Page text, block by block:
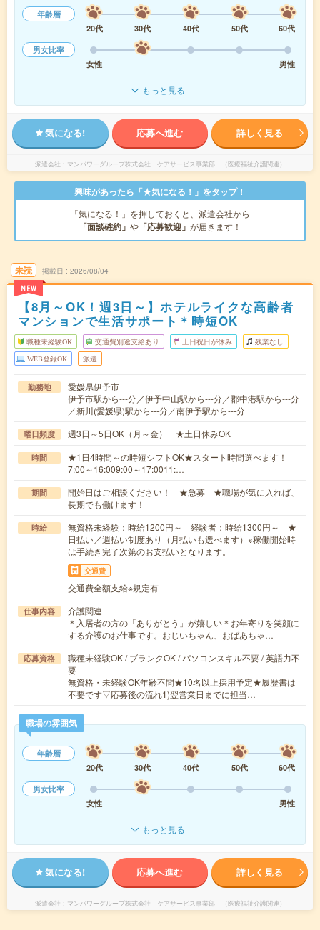
年齢層
20代
30代 40代 50代
60代
男女比率
女性
男性
もっと見る
気になる! 応募へ進む 詳しく見る
派遣会社 マンパワーグループ株式会社 ケアサービス事業部 （医療福祉介護関連）
興味があったら「★気になる！」をタップ！
「気になる！」を押しておくと、派遣会社から
「面談確約」 や 「応募歓迎」 が届きます！
未読
NEW
掲載日 2026/08/04
【8月～OK！週3日～】ホテルライクな高齢者
マンションで生活サポート＊時短OK
職種未経験OK 交通費別途支給あり 土日祝日が休み 残業なし
WEB登録OK 派遣
勤務地
愛媛県伊予市
伊予市駅から---分／伊予中山駅から---分／郡中港駅から---分
／新川(愛媛県)駅から---分／南伊予駅から---分
曜日頻度 週3日～5日OK（月～金） ★土日休みOK
時間
★1日4時間～の時短シフトOK★スタート時間選べます！
7:00～16:009:00～17:0011:…
期間
開始日はご相談ください！ ★急募 ★職場が気に入れば、
長期でも働けます！
時給
無資格未経験：時給1200円～ 経験者：時給1300円～ ★
日払い／週払い制度あり（月払いも選べます）※稼働開始時
は手続き完了次第のお支払いとなります。
交通費
交通費全額支給※規定有
仕事内容
介護関連
＊入居者の方の「ありがとう」が嬉しい＊お年寄りを笑顔に
する介護のお仕事です。おじいちゃん、おばあちゃ…
応募資格
職種未経験OK / ブランクOK / パソコンスキル不要 / 英語力不
要
無資格・未経験OK年齢不問★10名以上採用予定★履歴書は
不要です▽応募後の流れ1)翌営業日までに担当…
職場の雰囲気
年齢層
20代
30代 40代 50代
60代
男女比率
女性
男性
もっと見る
気になる! 応募へ進む 詳しく見る
派遣会社 マンパワーグループ株式会社 ケアサービス事業部 （医療福祉介護関連）